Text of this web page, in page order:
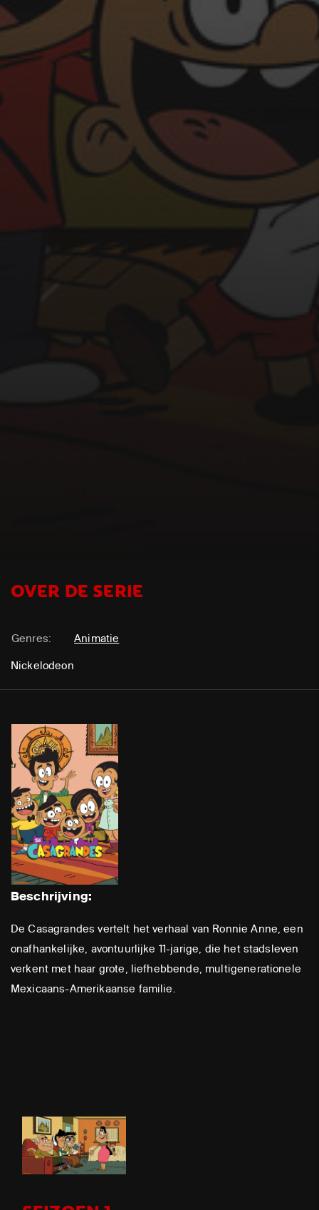
OVER DE SERIE
Genres:
Animatie
Nickelodeon
Beschrijving:
De Casagrandes vertelt het verhaal van Ronnie Anne, een
onafhankelijke, avontuurlijke 11-jarige, die het stadsleven
verkent met haar grote, liefhebbende, multigenerationele
Mexicaans-Amerikaanse familie.